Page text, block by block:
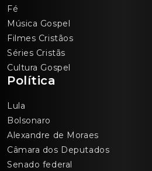
Fé
Música Gospel
Filmes Cristãos
Séries Cristãs
Cultura Gospel
Política
Lula
Bolsonaro
Alexandre de Moraes
Câmara dos Deputados
Senado federal